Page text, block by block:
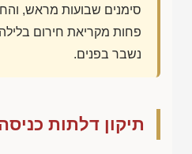
סימנים שבועות מראש,
פחות מקריאת חירום
נשבר בפנים.
תיקון דלתות